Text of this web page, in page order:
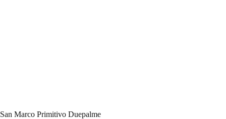
San Marco Primitivo Duepalme